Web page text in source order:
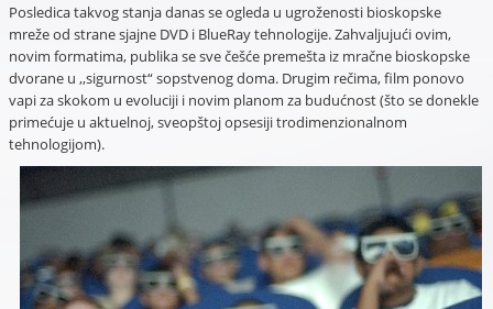
Posledica takvog stanja danas se ogleda u ugroženosti bioskopske
mreže od strane sjajne DVD i BlueRay tehnologije. Zahvaljujući ovim,
novim formatima, publika se sve češće premešta iz mračne bioskopske
dvorane u ,,sigurnost“ sopstvenog doma. Drugim rečima, film ponovo
vapi za skokom u evoluciji i novim planom za budućnost (što se donekle
primećuje u aktuelnoj, sveopštoj opsesiji trodimenzionalnom
tehnologijom).